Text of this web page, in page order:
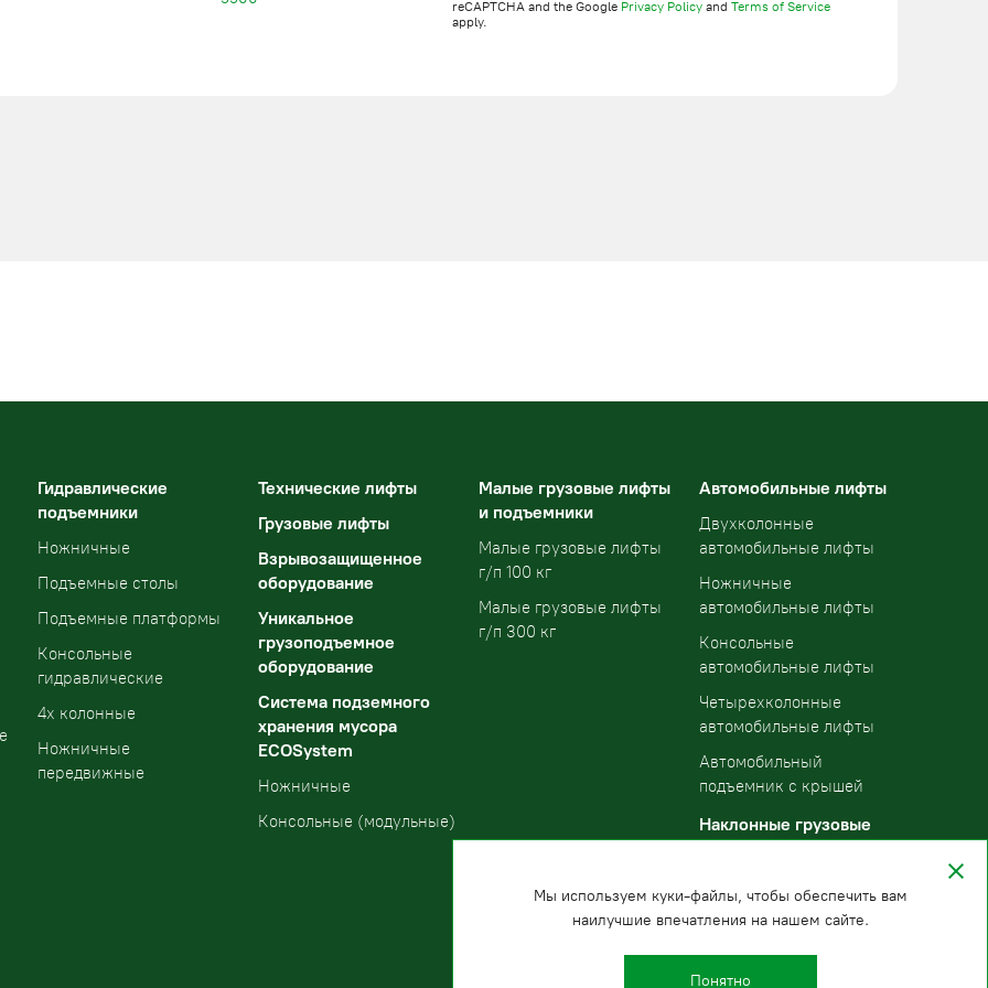
reCAPTCHA and the Google Privacy Policy and Terms of Service
apply.
Гидравлические
подъемники
Ножничные
Подъемные столы
Подъемные платформы
Консольные
гидравлические
4х колонные
Ножничные
передвижные
Технические лифты
Грузовые лифты
Взрывозащищенное
оборудование
Уникальное
грузоподъемное
оборудование
Система подземного
хранения мусора
ECOSystem
Ножничные
Консольные (модульные)
Малые грузовые лифты
и подъемники
Малые грузовые лифты
г/п 100 кг
Малые грузовые лифты
г/п 300 кг
Автомобильные лифты
Двухколонные
автомобильные лифты
Ножничные
автомобильные лифты
Консольные
автомобильные лифты
Четырехколонные
автомобильные лифты
Автомобильный
подъемник с крышей
Наклонные грузовые
Мы используем куки-файлы, чтобы обеспечить вам
наилучшие впечатления на нашем сайте.
Понятно